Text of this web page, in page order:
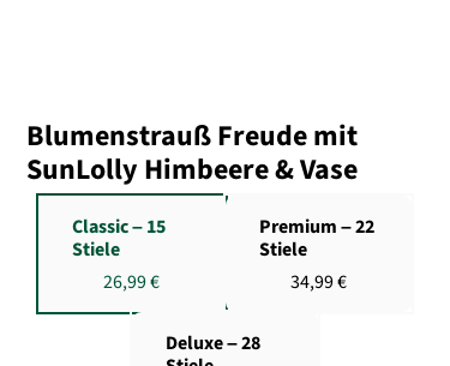
Blumenstrauß Freude mit
SunLolly Himbeere & Vase
Classic – 15
Stiele
26,99 €
Premium – 22
Stiele
34,99 €
Deluxe – 28